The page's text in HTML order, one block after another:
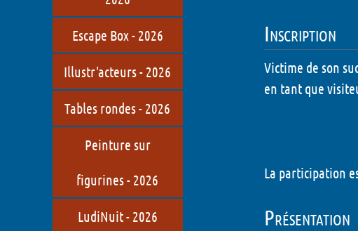
Escape Box - 2026
Illustr'acteurs - 2026
Tables rondes - 2026
Peinture sur
figurines - 2026
LudiNuit - 2026
Inscription
Victime de son
en tant que
La participation
Présentation